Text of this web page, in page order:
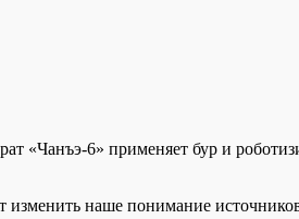
«Чанъэ-6» применяет бур и
изменить наше понимание